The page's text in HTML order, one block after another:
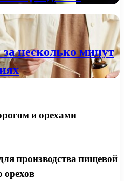
несколько минут
и орехами
производства пищевой
орехов